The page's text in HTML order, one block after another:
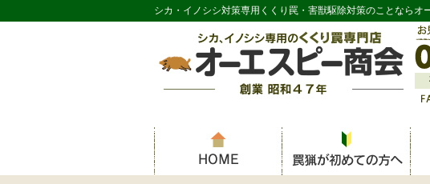
シカ・イノシシ対策専用くくり罠・害獣駆除対策のことならオ